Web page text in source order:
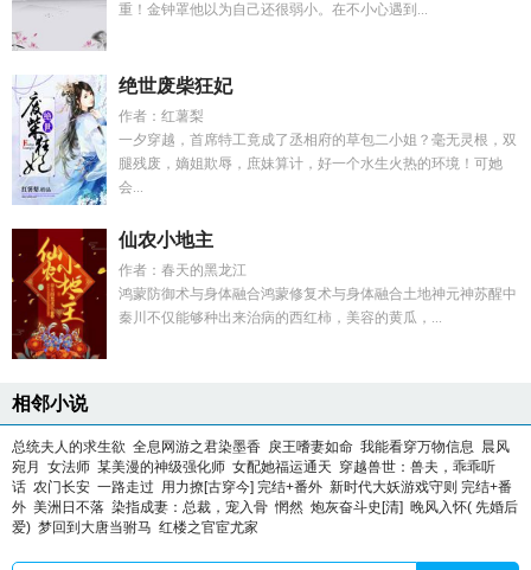
重！金钟罩他以为自己还很弱小。在不小心遇到...
绝世废柴狂妃
作者：红薯梨
一夕穿越，首席特工竟成了丞相府的草包二小姐？毫无灵根，双
腿残废，嫡姐欺辱，庶妹算计，好一个水生火热的环境！可她
会...
仙农小地主
作者：春天的黑龙江
鸿蒙防御术与身体融合鸿蒙修复术与身体融合土地神元神苏醒中
秦川不仅能够种出来治病的西红柿，美容的黄瓜，...
相邻小说
总统夫人的求生欲 全息网游之君染墨香 戾王嗜妻如命 我能看穿万物信息 晨风
宛月
女法师 某美漫的神级强化师 女配她福运通天 穿越兽世：兽夫，乖乖听
话 农门长安 一路走过 用力撩[古穿今] 完结+番外 新时代大妖游戏守则 完结+番
外 美洲日不落 染指成妻：总裁，宠入骨 惘然 炮灰奋斗史[清] 晚风入怀( 先婚后
爱) 梦回到大唐当驸马 红楼之官宦尤家